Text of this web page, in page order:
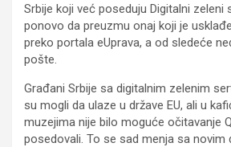
Srbije koji već poseduju Digitalni zeleni
ponovo da preuzmu onaj koji je
preko portala eUprava, a od sledeće
pošte.
Građani Srbije sa digitalnim zelenim
su mogli da ulaze u države EU, ali u
muzejima nije bilo moguće očitavanje
posedovali. To se sad menja sa novim